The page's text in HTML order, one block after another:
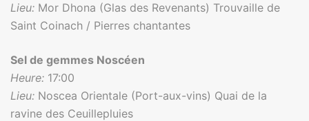
Lieu: Mor Dhona (Glas des Revenants) Trouvaille de
Saint Coinach / Pierres chantantes
Sel de gemmes Noscéen
Heure: 17:00
Lieu: Noscea Orientale (Port-aux-vins) Quai de la
ravine des Ceuillepluies